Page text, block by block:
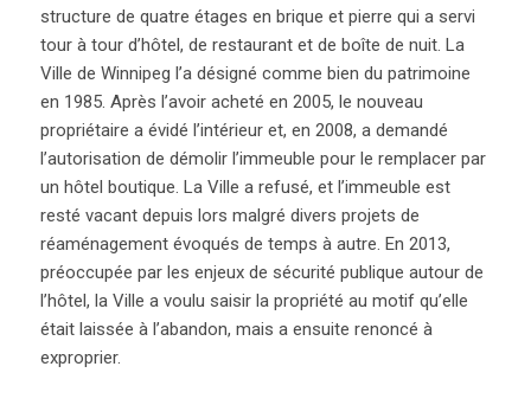
structure de quatre étages en brique et pierre qui a servi
tour à tour d’hôtel, de restaurant et de boîte de nuit. La
Ville de Winnipeg l’a désigné comme bien du patrimoine
en 1985. Après l’avoir acheté en 2005, le nouveau
propriétaire a évidé l’intérieur et, en 2008, a demandé
l’autorisation de démolir l’immeuble pour le remplacer par
un hôtel boutique. La Ville a refusé, et l’immeuble est
resté vacant depuis lors malgré divers projets de
réaménagement évoqués de temps à autre. En 2013,
préoccupée par les enjeux de sécurité publique autour de
l’hôtel, la Ville a voulu saisir la propriété au motif qu’elle
était laissée à l’abandon, mais a ensuite renoncé à
exproprier.